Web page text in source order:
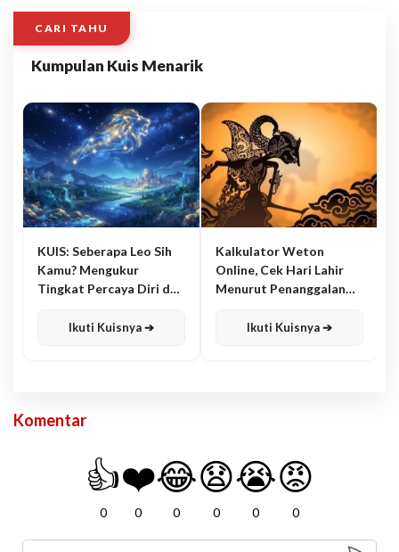
CARI TAHU
Kumpulan Kuis Menarik
KUIS: Seberapa Leo Sih
Kamu? Mengukur
Tingkat Percaya Diri dan
Ikuti Kuisnya ➔
Kalkulator Weton
Online, Cek Hari Lahir
Menurut Penanggalan
Ikuti Kuisnya ➔
Komentar
👍
0
❤️
0
😂
0
😧
0
😭
0
😡
0